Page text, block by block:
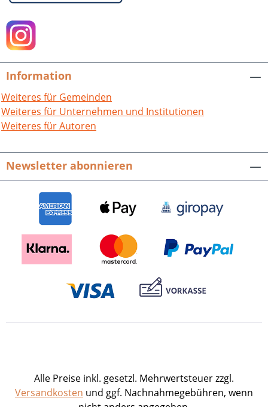
Information
Weiteres für Gemeinden
Weiteres für Unternehmen und Institutionen
Weiteres für Autoren
Newsletter abonnieren
Alle Preise inkl. gesetzl. Mehrwertsteuer zzgl.
Versandkosten und ggf. Nachnahmegebühren, wenn